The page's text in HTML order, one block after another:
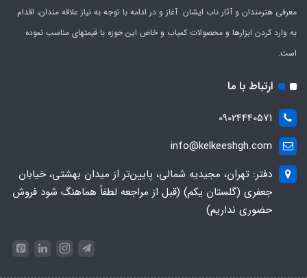
معرفی هنرمندان و آثار ناب ایشان آغاز و در ادامه با توجه به نیاز علاقه مندان، اقدام
به وارد کردن ابزارها و محصولات کمیاب و خاص این حوزه با قیمتهای مناسب نموده
است.
ارتباط با ما
09024440571
info@kelkeeshgh.com
دفتر: تهران، مجیدیه شمالی، پایین‌تر از میدان بهشتی، خیابان
جعفری (گلستان یکم) (قبل از مراجعه لطفاً هماهنگ شود فروش
حضوری نداریم)